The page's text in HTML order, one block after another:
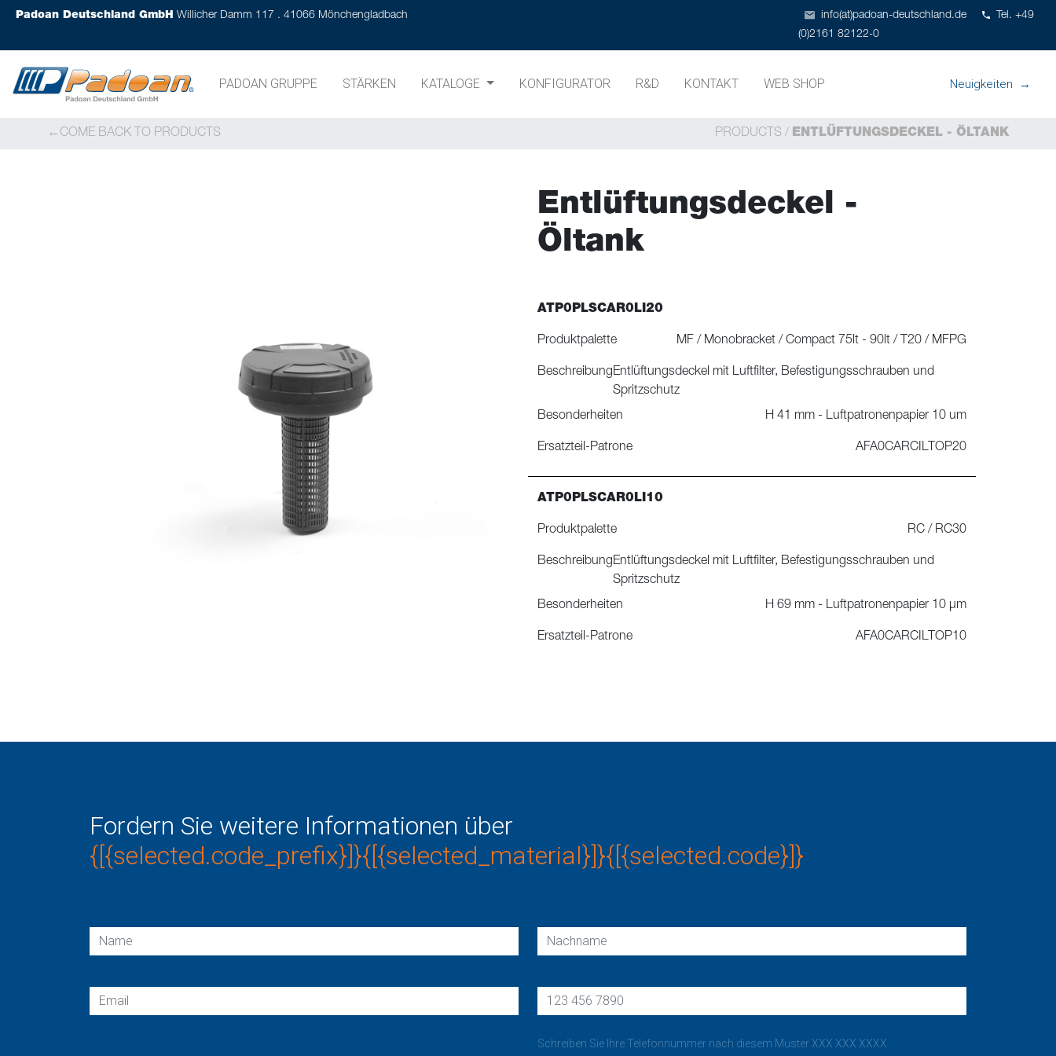
Padoan Deutschland GmbH Willicher Damm 117 . 41066 Mönchengladbach info(at)padoan-deutschland.de
Tel. +49
(0)2161 82122-0
PADOAN GRUPPE STÄRKEN KATALOGE KONFIGURATOR R&D KONTAKT WEB SHOP Neuigkeiten
COME BACK TO PRODUCTS PRODUCTS / ENTLÜFTUNGSDECKEL - ÖLTANK
Entlüftungsdeckel -
Öltank
ATP0PLSCAR0LI20
Produktpalette MF / Monobracket / Compact 75lt - 90lt / T20 / MFPG
BeschreibungEntlüftungsdeckel mit Luftfilter, Befestigungsschrauben und
Spritzschutz
Besonderheiten
H 41 mm - Luftpatronenpapier 10 um
Ersatzteil-Patrone AFA0CARCILTOP20
ATP0PLSCAR0LI10
Produktpalette RC / RC30
BeschreibungEntlüftungsdeckel mit Luftfilter, Befestigungsschrauben und
Spritzschutz
Besonderheiten
H 69 mm - Luftpatronenpapier 10 μm
Ersatzteil-Patrone AFA0CARCILTOP10
Fordern Sie weitere Informationen über
{[{selected.code_prefix}]}{[{selected_material}]}{[{selected.code}]}
Schreiben Sie Ihre Telefonnummer nach diesem Muster XXX XXX XXXX